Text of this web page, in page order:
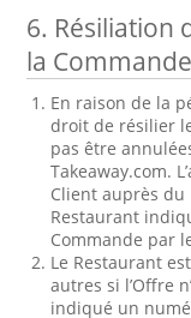
6. Résiliation
la Commande
En raison de la
droit de résilier
pas être
Takeaway.com.
Client auprès du
Restaurant
Commande par
Le Restaurant
autres si l’Offre
indiqué un